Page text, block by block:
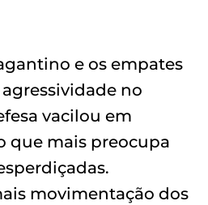
e os empates
no
vacilou em
que mais preocupa
movimentação dos